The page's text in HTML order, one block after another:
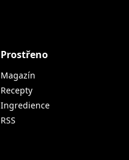
Prostřeno
Magazín
Recepty
Ingredience
RSS